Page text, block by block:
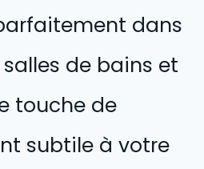
dans
de bains et
touche de
subtile à votre